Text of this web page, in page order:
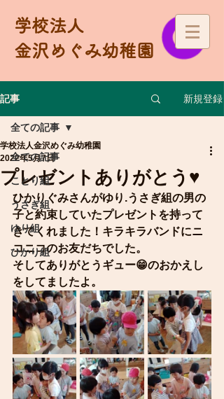
学校法人
金沢めぐみ幼稚園
記事 新規登録
全ての記事
ことり組
うさぎ組
ゆり組
ひかり組
全ての記事
プレゼントありがとう♥
学校法人金沢めぐみ幼稚園
2022年5月7日
ひかりぐみさんがゆり.うさぎ組の男の
子と約束していたプレゼントを持って
きてくれました！キラキラバンドにニ
コニコのお友だちでした。
そしてありがとうギュー😁のおかえし
をしてましたよ。